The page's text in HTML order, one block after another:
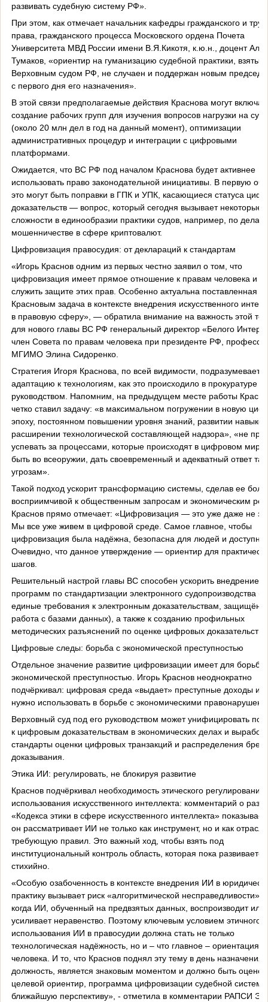
развивать судебную систему РФ».
При этом, как отмечает начальник кафедры гражданского и
права, гражданского процесса Московского ордена Почета
Университета МВД России имени В.Я.Кикотя, к.ю.н., доцент
Тумаков, «ориентир на гуманизацию судебной практики, взятый
Верховным судом РФ, не случаен и поддержан новым
с первого дня его назначения».
В этой связи предполагаемые действия Краснова могут
создание рабочих групп для изучения вопросов нагрузки на
(около 20 млн дел в год на данный момент), оптимизации
административных процедур и интеграции с цифровыми
платформами.
Ожидается, что ВС РФ под началом Краснова будет активнее
использовать право законодательной инициативы. В первую
это могут быть поправки в ГПК и УПК, касающиеся статуса
доказательств — вопрос, который сегодня вызывает некоторые
сложности в единообразии практики судов, например, по делам
мошенничестве в сфере криптовалют.
Цифровизация правосудия: от деклараций к стандартам
«Игорь Краснов одним из первых честно заявил о том, что
цифровизация имеет прямое отношение к правам человека и
служить защите этих прав. Особенно актуальна поставленная
Красновым задача в контексте внедрения искусственного
в правовую сферу», — обратила внимание на важность этой
для нового главы ВС РФ генеральный директор «Белого
член Совета по правам человека при президенте РФ,
МГИМО Элина Сидоренко.
Стратегия Игоря Краснова, по всей видимости, подразумевает
адаптацию к технологиям, как это происходило в прокуратуре
руководством. Напомним, на предыдущем месте работы
четко ставил задачу: «в максимальном погружении в новую
эпоху, постоянном повышении уровня знаний, развитии
расширении технологической составляющей надзора», «не
успевать за процессами, которые происходят в цифровом
быть во всеоружии, дать своевременный и адекватный ответ
угрозам».
Такой подход ускорит трансформацию системы, сделав ее
восприимчивой к общественным запросам и экономическим
Краснов прямо отмечает: «Цифровизация — это уже даже не
Мы все уже живем в цифровой среде. Самое главное, чтобы
цифровизация была надёжна, безопасна для людей и
Очевидно, что данное утверждение — ориентир для
шагов.
Решительный настрой главы ВС способен ускорить внедрение
программ по стандартизации электронного судопроизводства
единые требования к электронным доказательствам,
работа с базами данных), а также к созданию профильных
методических разъяснений по оценке цифровых доказательств.
Цифровые следы: борьба с экономической преступностью
Отдельное значение развитие цифровизации имеет для борьбы
экономической преступностью. Игорь Краснов неоднократно
подчёркивал: цифровая среда «выдает» преступные доходы и
нужно использовать в борьбе с экономическими
Верховный суд под его руководством может унифицировать
к цифровым доказательствам в экономических делах и
стандарты оценки цифровых транзакций и распределения
доказывания.
Этика ИИ: регулировать, не блокируя развитие
Краснов подчёркивал необходимость этического регулирования
использования искусственного интеллекта: комментарий о
«Кодекса этики в сфере искусственного интеллекта»
он рассматривает ИИ не только как инструмент, но и как
требующую правил. Это важный ход, чтобы взять под
институциональный контроль область, которая пока развивается
стихийно.
«Особую озабоченность в контексте внедрения ИИ в
практику вызывает риск «алгоритмической несправедливости»
когда ИИ, обученный на предвзятых данных, воспроизводит или
усиливает неравенство. Поэтому ключевым условием этичного
использования ИИ в правосудии должна стать не только
технологическая надёжность, но и – что главное – ориентация
человека. И то, что Краснов поднял эту тему в день назначения
должность, является знаковым моментом и должно быть
целевой ориентир, программа цифровизации судебной
ближайшую перспективу», - отметила в комментарии РАПСИ